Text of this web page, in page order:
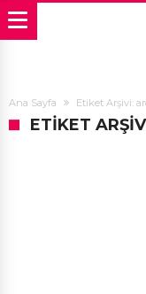
Ana Sayfa Etiket Arşivi:
ETIKET